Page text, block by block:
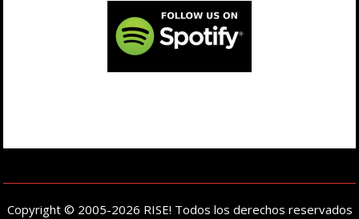
Copyright © 2005-2026 RISE! Todos los derechos reservados